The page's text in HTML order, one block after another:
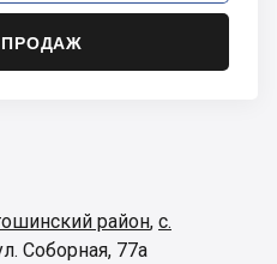
ПРОДАЖ
район, с.
Соборная, 77а